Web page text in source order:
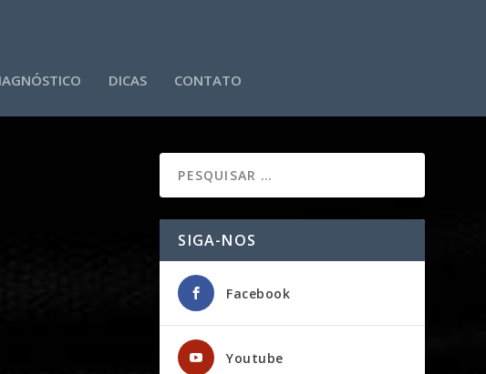
DICAS CONTATO
SIGA-NOS
Facebook
Youtube